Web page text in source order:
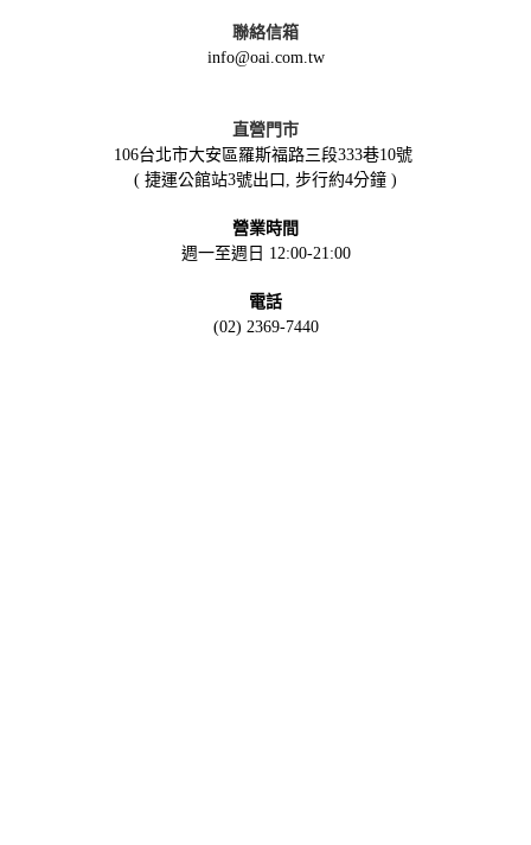
聯絡信箱
info@oai.com.tw
直營門市
106台北市大安區羅斯福路三段333巷10號
( 捷運公館站3號出口, 步行約4分鐘 )
營業時間
週一至週日 12:00-21:00
電話
(02) 2369-7440